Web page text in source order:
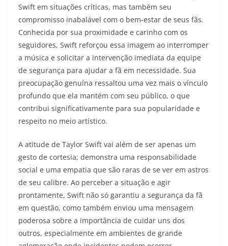
Swift em situações críticas, mas também seu
compromisso inabalável com o bem-estar de seus fãs.
Conhecida por sua proximidade e carinho com os
seguidores, Swift reforçou essa imagem ao interromper
a música e solicitar a intervenção imediata da equipe
de segurança para ajudar a fã em necessidade. Sua
preocupação genuína ressaltou uma vez mais o vínculo
profundo que ela mantém com seu público, o que
contribui significativamente para sua popularidade e
respeito no meio artístico.
A atitude de Taylor Swift vai além de ser apenas um
gesto de cortesia; demonstra uma responsabilidade
social e uma empatia que são raras de se ver em astros
de seu calibre. Ao perceber a situação e agir
prontamente, Swift não só garantiu a segurança da fã
em questão, como também enviou uma mensagem
poderosa sobre a importância de cuidar uns dos
outros, especialmente em ambientes de grande